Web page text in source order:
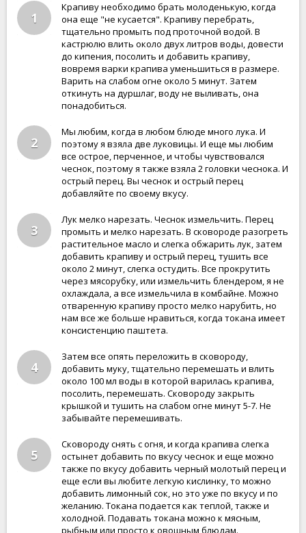
1
Крапиву необходимо брать молоденькую, когда
она еще "не кусается". Крапиву перебрать,
тщательно промыть под проточной водой. В
кастрюлю влить около двух литров воды, довести
до кипения, посолить и добавить крапиву,
вовремя варки крапива уменьшиться в размере.
Варить на слабом огне около 5 минут. Затем
откинуть на дуршлаг, воду не выливать, она
понадобиться.
2
Мы любим, когда в любом блюде много лука. И
поэтому я взяла две луковицы. И еще мы любим
все острое, перченное, и чтобы чувствовался
чеснок, поэтому я также взяла 2 головки чеснока. И
острый перец. Вы чеснок и острый перец
добавляйте по своему вкусу.
3
Лук мелко нарезать. Чеснок измельчить. Перец
промыть и мелко нарезать. В сковороде разогреть
растительное масло и слегка обжарить лук, затем
добавить крапиву и острый перец, тушить все
около 2 минут, слегка остудить. Все прокрутить
через мясорубку, или измельчить блендером, я не
охлаждала, а все измельчила в комбайне. Можно
отваренную крапиву просто мелко нарубить, но
нам все же больше нравиться, когда токана имеет
консистенцию паштета.
4
Затем все опять переложить в сковороду,
добавить муку, тщательно перемешать и влить
около 100 мл воды в которой варилась крапива,
посолить, перемешать. Сковороду закрыть
крышкой и тушить на слабом огне минут 5-7. Не
забывайте перемешивать.
5
Сковороду снять с огня, и когда крапива слегка
остынет добавить по вкусу чеснок и еще можно
также по вкусу добавить черный молотый перец и
еще если вы любите легкую кислинку, то можно
добавить лимонный сок, но это уже по вкусу и по
желанию. Токана подается как теплой, также и
холодной. Подавать токана можно к мясным,
рыбным или просто к овощным блюдам.